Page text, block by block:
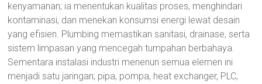
kenyamanan; ia menentukan kualitas proses, menghindari
kontaminasi, dan menekan konsumsi energi lewat desain
yang efisien. Plumbing memastikan sanitasi, drainase, serta
sistem limpasan yang mencegah tumpahan berbahaya.
Sementara instalasi industri menenun semua elemen ini
menjadi satu jaringan; pipa, pompa, heat exchanger, PLC,